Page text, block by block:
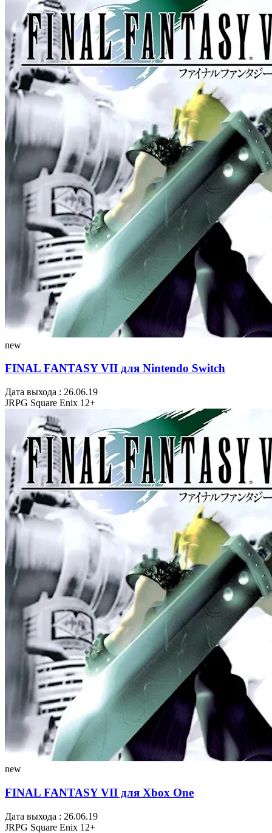
new
FINAL FANTASY VII для Nintendo Switch
Дата выхода : 26.06.19
JRPG Square Enix 12+
new
FINAL FANTASY VII для Xbox One
Дата выхода : 26.06.19
JRPG Square Enix 12+